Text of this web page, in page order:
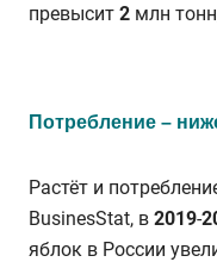
превысит 2 млн
Потребление –
Растёт и
BusinesStat, в 2019-
яблок в России